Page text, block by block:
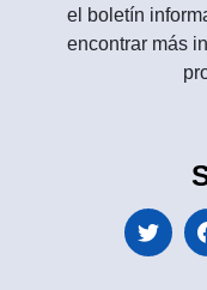
el boletín
encontrar más